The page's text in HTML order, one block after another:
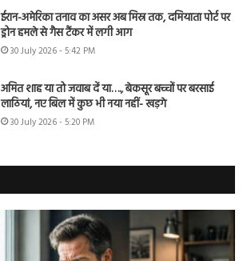
ईरान-अमेरिका तनाव का असर अब मिस्र तक, दमियाता पोर्ट पर
ड्रोन हमले से गैस टैंकर में लगी आग
30 July 2026 - 5:42 PM
अमित शाह या तो जवाब दें या…., बेकसूर बच्चों पर बरसाई
लाठियां, नए बिल में कुछ भी नया नहीं- खड़गे
30 July 2026 - 5:20 PM